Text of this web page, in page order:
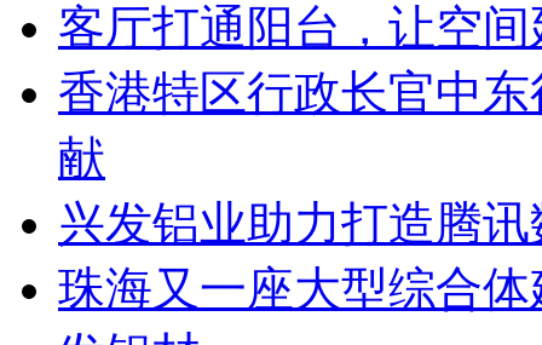
客厅打通阳台，让空间
香港特区行政长官中
献
兴发铝业助力打造腾
珠海又一座大型综合